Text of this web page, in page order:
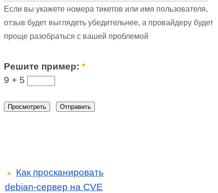
Если вы укажете номера тикетов или имя пользователя,
отзыв будет выглядеть убедительнее, а провайдеру будет
проще разобраться с вашей проблемой
Решите пример:*
9 + 5
★
Как просканировать
debian-сервер на CVE